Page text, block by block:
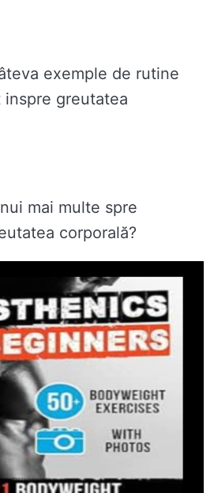
exemple de rutine
greutatea
mai multe spre
corporală?